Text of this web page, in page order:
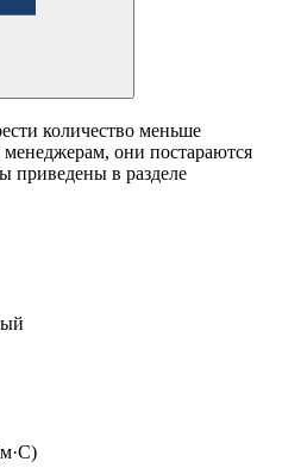
количество меньше
они постараются
приведены в разделе